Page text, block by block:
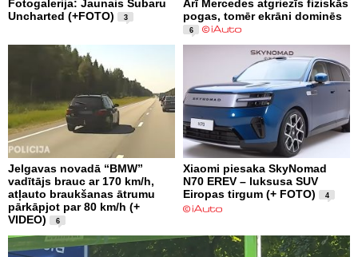
Fotogalerija: Jaunais Subaru
Uncharted (+FOTO)
3
Arī Mercedes atgriezīs fiziskās
pogas, tomēr ekrāni dominēs
6
Jelgavas novadā “BMW”
vadītājs brauc ar 170 km/h,
atļauto braukšanas ātrumu
pārkāpjot par 80 km/h (+
VIDEO)
6
Xiaomi piesaka SkyNomad
N70 EREV – luksusa SUV
Eiropas tirgum (+ FOTO)
4